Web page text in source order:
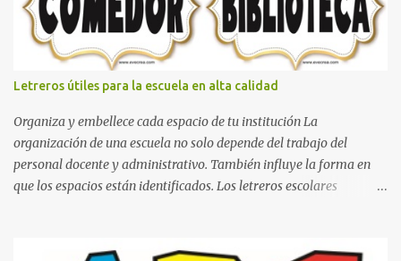
Letreros útiles para la escuela en alta calidad
Organiza y embellece cada espacio de tu institución La
organización de una escuela no solo depende del trabajo del
personal docente y administrativo. También influye la forma en
que los espacios están identificados. Los letreros escolares
decorativo que hace que la institución luzca más ordenada,